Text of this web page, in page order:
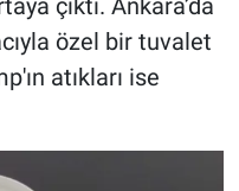
özel bir tuvalet
atıkları ise